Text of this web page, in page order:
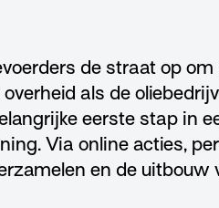
de straat op
als de
eerste stap in
Via online acties,
en de uitbouw